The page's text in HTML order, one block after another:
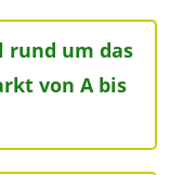
rund um das
von A bis